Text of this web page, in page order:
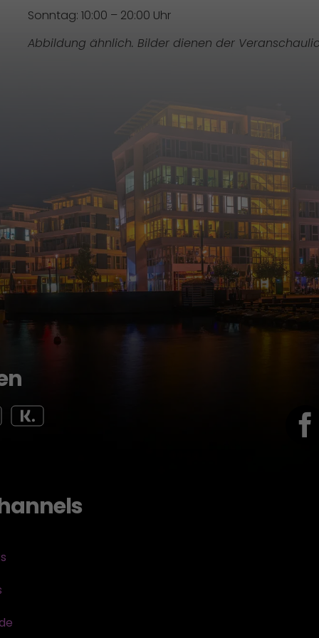
Sonntag: 10:00 – 20:00 Uhr
Abbildung ähnlich. Bilder dienen der